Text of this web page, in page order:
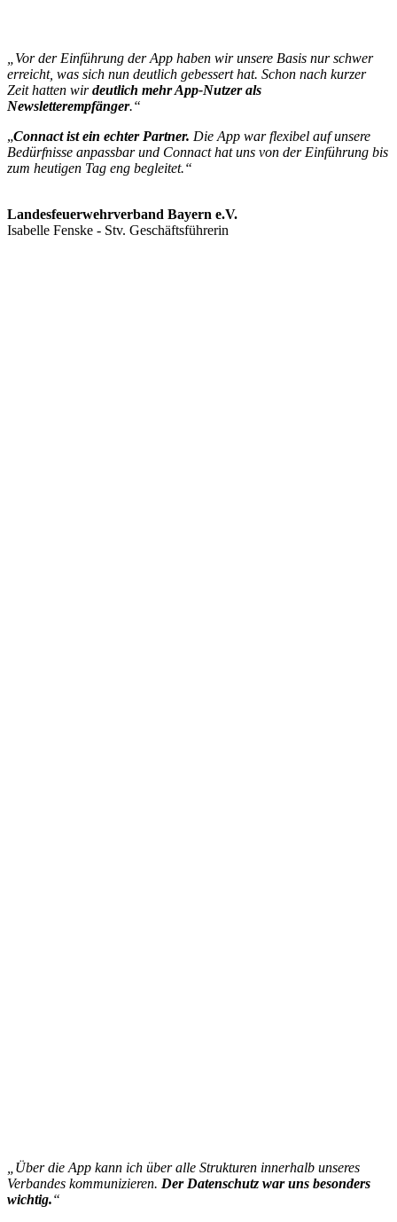
„Vor der Einführung der App haben wir unsere Basis nur schwer
erreicht, was sich nun deutlich gebessert hat. Schon nach kurzer
Zeit hatten wirdeutlich mehr App-Nutzer als
Newsletterempfänger.“
„Connact ist ein echter Partner. Die App war flexibel auf unsere
Bedürfnisse anpassbar und Connact hat uns von der Einführung bis
zum heutigen Tag eng begleitet.“
Landesfeuerwehrverband Bayern e.V.
Isabelle Fenske - Stv. Geschäftsführerin
„Über die App kann ich über alle Strukturen innerhalb unseres
Verbandes kommunizieren. Der Datenschutz war uns besonders
wichtig.“